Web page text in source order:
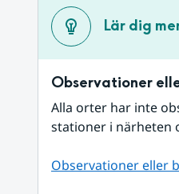
Lär dig
Observationer
Alla orter har inte
stationer i närheten
Observationer eller